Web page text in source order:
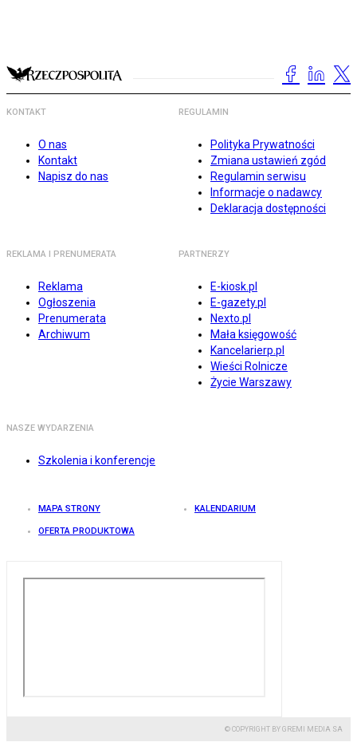
KONTAKT
O nas
Kontakt
Napisz do nas
REGULAMIN
Polityka Prywatności
Zmiana ustawień zgód
Regulamin serwisu
Informacje o nadawcy
Deklaracja dostępności
REKLAMA I PRENUMERATA
Reklama
Ogłoszenia
Prenumerata
Archiwum
PARTNERZY
E-kiosk.pl
E-gazety.pl
Nexto.pl
Mała księgowość
Kancelarierp.pl
Wieści Rolnicze
Życie Warszawy
NASZE WYDARZENIA
Szkolenia i konferencje
MAPA STRONY KALENDARIUM
OFERTA PRODUKTOWA
© COPYRIGHT BY GREMI MEDIA SA